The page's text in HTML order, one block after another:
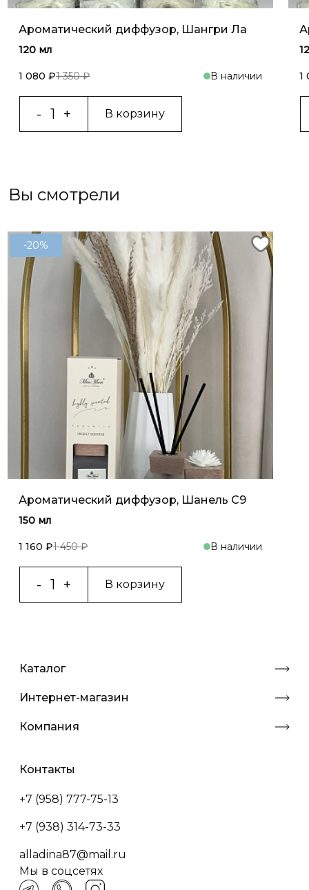
Ароматический диффузор, Шангри Ла
120 мл
1 080 ₽1 350 ₽ В наличии
В корзину
1
Вы смотрели
-20%
Ароматический диффузор, Шанель C9
150 мл
1 160 ₽1 450 ₽ В наличии
В корзину
Каталог
Интернет-магазин
Компания
Контакты
+7 (958) 777-75-13
+7 (938) 314-73-33
alladina87@mail.ru
Мы в соцсетях